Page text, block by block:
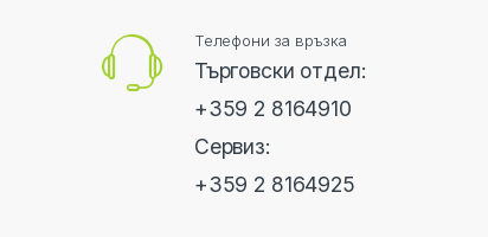
Телефони за връзка
Търговски отдел:
+359 2 8164910
Сервиз:
+359 2 8164925